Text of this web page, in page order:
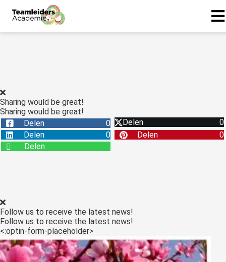
Sharing would be great!
Sharing would be great!
Delen
0 Delen
0
Delen
0 Delen
0
Delen
Follow us to receive the latest news!
Follow us to receive the latest news!
<:optin-form-placeholder>